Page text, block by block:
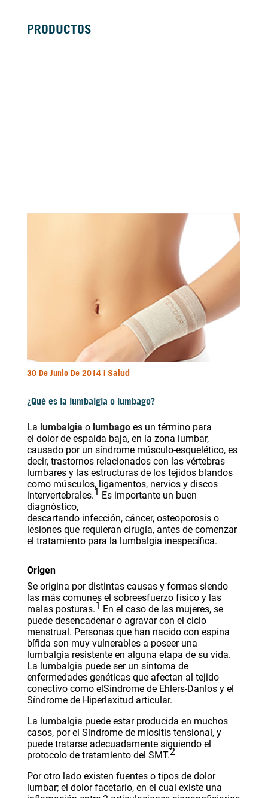
PRODUCTOS
30 De Junio De 2014 | Salud
¿Qué es la lumbalgia o lumbago?
La lumbalgia o lumbago es un término para
el dolorde espalda baja, en la zona lumbar,
causado por un síndrome músculo-esquelético, es
decir, trastornos relacionados con las vértebras
lumbares y las estructuras de los tejidos blandos
como músculos, ligamentos, nervios y discos
intervertebrales.1 Es importante un buen
diagnóstico,
descartando infección, cáncer, osteoporosis o
lesiones que requieran cirugía, antes de comenzar
el tratamiento para la lumbalgia inespecífica.
Origen
Se origina por distintas causas y formas siendo
las más comunes el sobreesfuerzo físico y las
malas posturas.1 En el caso de las mujeres, se
puede desencadenar o agravar con el ciclo
menstrual. Personas que han nacido con espina
bífida son muy vulnerables a poseer una
lumbalgia resistente en alguna etapa de su vida.
La lumbalgia puede ser un síntoma de
enfermedades genéticas que afectan al tejido
conectivo como elSíndrome de Ehlers-Danlos y el
Síndrome de Hiperlaxitud articular.
La lumbalgia puede estar producida en muchos
casos, por el Síndrome de miositis tensional, y
puede tratarse adecuadamente siguiendo el
protocolo de tratamiento del SMT.2
Por otro lado existen fuentes o tipos de dolor
lumbar; el dolor facetario, en el cual existe una